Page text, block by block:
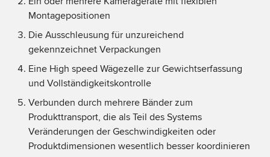
Montagepositionen
Die Ausschleusung für unzureichend
gekennzeichnet Verpackungen
Eine High speed Wägezelle zur Gewichtserfassung
und Vollständigkeitskontrolle
Verbunden durch mehrere Bänder zum
Produkttransport, die als Teil des Systems
Veränderungen der Geschwindigkeiten oder
Produktdimensionen wesentlich besser koordinieren